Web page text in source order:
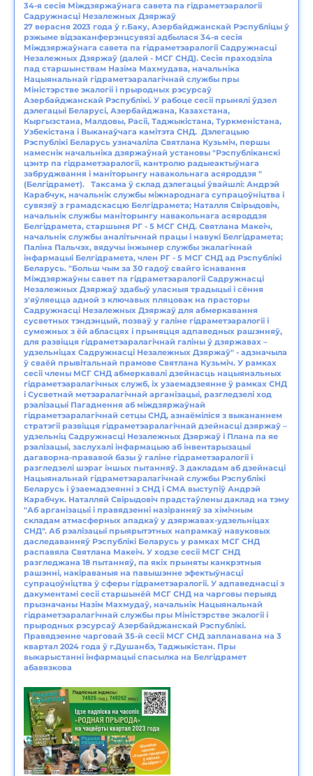
34-я сесія Міждзяржаўнага савета па гідраметэаралогіі
Садружнасці Незалежных Дзяржаў
27 верасня 2023 года ў г.Баку, Азербайджанскай Рэспубліцы ў
рэжыме відэаканферэнцсувязі адбылася 34-я сесія
Міждзяржаўнага савета па гідраметэаралогіі Садружнасці
Незалежных Дзяржаў (далей - МСГ СНД). Сесія праходзіла
пад старшынствам Назіма Махмудава, начальніка
Нацыянальнай гідраметэаралагічнай службы пры
Міністэрстве экалогіі і прыродных рэсурсаў
Азербайджанскай Рэспублікі. У рабоце сесіі прынялі ўдзел
дэлегацыі Беларусі, Азербайджана, Казахстана,
Кыргызстана, Малдовы, Расіі, Таджыкістана, Туркменістана,
Узбекістана і Выканаўчага камітэта СНД. Дэлегацыю
Рэспублікі Беларусь узначаліла Святлана Кузьміч, першы
намеснік начальніка дзяржаўнай установы "Рэспубліканскі
цэнтр па гідраметэаралогіі, кантролю радыеактыўнага
забруджвання і маніторынгу навакольнага асяроддзя "
(Белгідрамет). Таксама ў склад дэлегацыі ўвайшлі: Андрэй
Карабчук, начальнік службы міжнароднага супрацоўніцтва і
сувязяў з грамадскасцю Белгідрамета; Наталля Свірыдовіч,
начальнік службы маніторынгу навакольнага асяроддзя
Белгідрамета, старшыня РГ - 5 МСГ СНД. Святлана Макеіч,
начальнік службы аналітычнай працы і навукі Белгідрамета;
Паліна Пальчэх, вядучы інжынер службы экалагічнай
інфармацыі Белгідрамета, член РГ - 5 МСГ СНД ад Рэспублікі
Беларусь. "Больш чым за 30 гадоў свайго існавання
Міждзяржаўны савет па гідраметэаралогіі Садружнасці
Незалежных Дзяржаў здабыў уласныя традыцыі і сёння
з'яўляецца адной з ключавых пляцовак на прасторы
Садружнасці Незалежных Дзяржаў для абмеркавання
сусветных тэндэнцый, позваў у галіне гідраметэаралогіі і
сумежных з ёй абласцях і прыняцця адпаведных рашэнняў,
для развіцця гідраметэаралагічнай галіны ў дзяржавах –
удзельніцах Садружнасці Незалежных Дзяржаў" - адзначыла
ў сваёй прывітальнай прамове Святлана Кузьміч. У рамках
сесіі члены МСГ СНД абмеркавалі дзейнасць нацыянальных
гідраметэаралагічных служб, іх узаемадзеянне ў рамках СНД
і Сусветнай метэаралагічнай арганізацыі, разгледзелі ход
рэалізацыі Пагаднення аб міждзяржаўнай
гідраметэаралагічнай сетцы СНД, азнаёміліся з выкананнем
стратэгіі развіцця гідраметэаралагічнай дзейнасці дзяржаў –
удзельніц Садружнасці Незалежных Дзяржаў і Плана па яе
рэалізацыі, заслухалі інфармацыю аб інвентарызацыі
дагаворна-прававой базы ў галіне гідраметэаралогіі і
разгледзелі шэраг іншых пытанняў. З дакладам аб дзейнасці
Нацыянальнай гідраметэаралагічнай службы Рэспублікі
Беларусь і ўзаемадзеянні з СНД і СМА выступіў Андрэй
Карабчук. Наталляй Свірыдовіч прадстаўлены даклад на тэму
"Аб арганізацыі і правядзенні назіранняў за хімічным
складам атмасферных ападкаў у дзяржавах-удзельніцах
СНД". Аб рэалізацыі прыярытэтных напрамкаў навуковых
даследаванняў Рэспублікі Беларусь у рамках МСГ СНД
распавяла Святлана Макеіч. У ходзе сесіі МСГ СНД
разгледжана 18 пытанняў, па якіх прыняты канкрэтныя
рашэнні, накіраваныя на павышэнне эфектыўнасці
супрацоўніцтва ў сферы гідраметэаралогіі. У адпаведнасці з
дакументамі сесіі старшынёй МСГ СНД на чарговы перыяд
прызначаны Назім Махмудаў, начальнік Нацыянальнай
гідраметэаралагічнай службы пры Міністэрстве экалогіі і
прыродных рэсурсаў Азербайджанскай Рэспублікі.
Правядзенне чарговай 35-й сесіі МСГ СНД запланавана на 3
квартал 2024 года ў г.Душанбэ, Таджыкістан. Пры
выкарыстанні інфармацыі спасылка на Белгідрамет
абавязкова